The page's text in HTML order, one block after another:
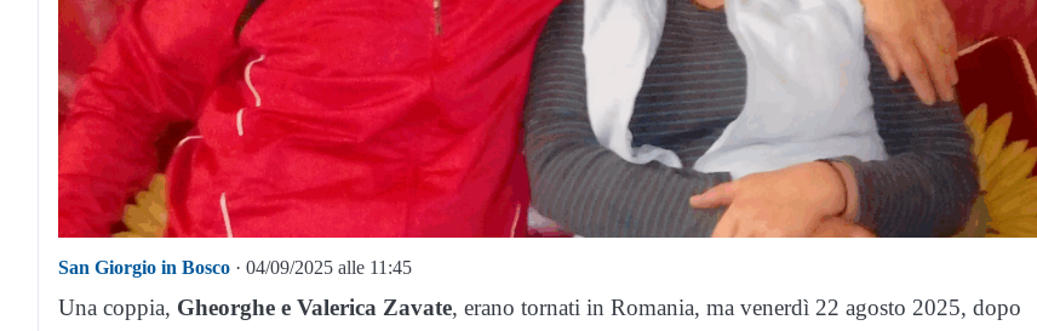
San Giorgio in Bosco · 04/09/2025 alle 11:45
Una coppia, Gheorghe e Valerica Zavate, erano tornati in Romania, ma venerdì 22 agosto 2025, dopo